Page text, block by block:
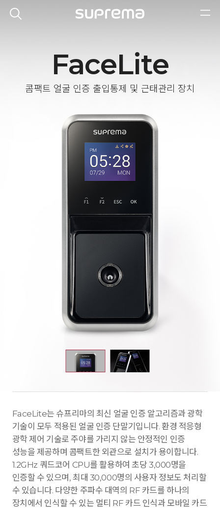
FaceLite
콤팩트 얼굴 인증 출입통제 및 근태관리 장치
FaceLite는 슈프리마의 최신 얼굴 인증 알고리즘과 광학
기술이 모두 적용된 얼굴 인증 단말기입니다. 환경 적응형
광학 제어 기술로 주야를 가리지 않는 안정적인 인증
성능을 제공하며 콤팩트한 외관으로 설치가 용이합니다.
1.2GHz 쿼드코어 CPU를 활용하여 초당 3,000명을
인증할 수 있으며, 최대 30,000명의 사용자 정보도 처리할
수 있습니다. 다양한 주파수 대역의 RF 카드를 하나의
장치에서 인식할 수 있는 멀티 RF 카드 인식과 모바일 카드